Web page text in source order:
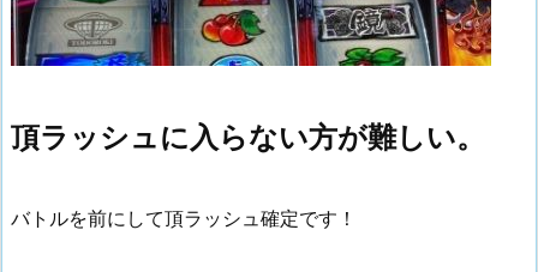
頂ラッシュに入らない方が難しい。
バトルを前にして頂ラッシュ確定です！